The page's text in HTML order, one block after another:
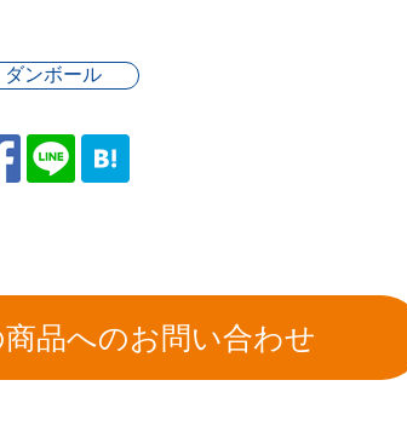
ダンボール